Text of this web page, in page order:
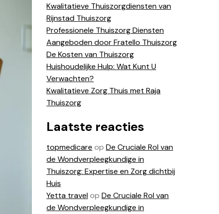
Kwalitatieve Thuiszorgdiensten van
Rijnstad Thuiszorg
Professionele Thuiszorg Diensten
Aangeboden door Fratello Thuiszorg
De Kosten van Thuiszorg
Huishoudelijke Hulp: Wat Kunt U
Verwachten?
Kwalitatieve Zorg Thuis met Raja
Thuiszorg
Laatste reacties
topmedicare op De Cruciale Rol van
de Wondverpleegkundige in
Thuiszorg: Expertise en Zorg dichtbij
Huis
Yetta travelop De Cruciale Rol van
de Wondverpleegkundige in